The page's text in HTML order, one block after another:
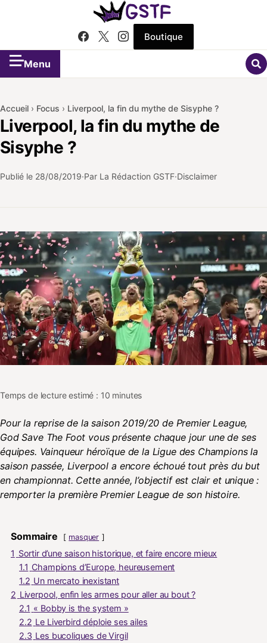
Boutique
Menu
Accueil › Focus › Liverpool, la fin du mythe de Sisyphe ?
Liverpool, la fin du mythe de
Sisyphe ?
Publié le 28/08/2019 Par La Rédaction GSTF Disclaimer
Temps de lecture estimé : 10 minutes
Pour la reprise de la saison 2019/20 de Premier League,
God Save The Foot vous présente chaque jour une de ses
équipes. Vainqueur héroïque de la Ligue des Champions la
saison passée, Liverpool a encore échoué tout près du but
en championnat. Cette année, l’objectif est clair et unique :
remporter la première Premier League de son histoire.
Sommaire masquer
1 Sortir d’une saison historique, et faire encore mieux
1.1 Champions d’Europe, heureusement
1.2 Un mercato inexistant
2 Liverpool, enfin les armes pour aller au bout ?
2.1 « Bobby is the system »
2.2 Le Liverbird déploie ses ailes
2.3 Les bucoliques de Virgil